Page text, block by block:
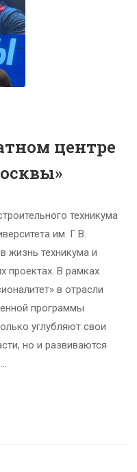
центре
техникума
им. Г.В.
жизнь техникума и
проектах. В рамках
в отрасли
программы
углубляют свои
но и развиваются